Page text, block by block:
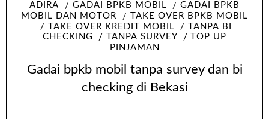
ADIRA GADAI BPKB MOBIL
GADAI BPKB
MOBIL DAN MOTOR
TAKE OVER BPKB MOBIL
TAKE OVER KREDIT MOBIL
TANPA BI
CHECKING
TANPA SURVEY
TOP UP
PINJAMAN
Gadai bpkb mobil tanpa survey dan bi
checking di Bekasi